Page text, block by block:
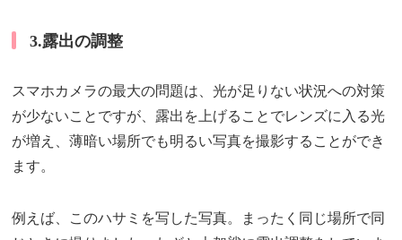
3.露出の調整
スマホカメラの最大の問題は、光が足りない状況への対策
が少ないことですが、露出を上げることでレンズに入る光
が増え、薄暗い場所でも明るい写真を撮影することができ
ます。
例えば、このハサミを写した写真。まったく同じ場所で同